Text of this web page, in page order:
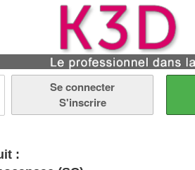
Se connecter
S'inscrire
: